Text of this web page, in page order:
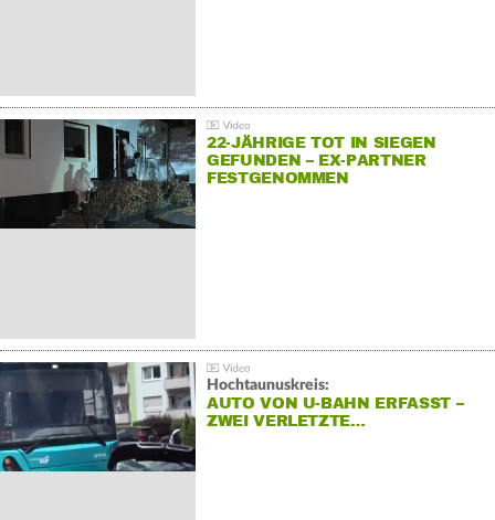
22-JÄHRIGE TOT IN SIEGEN
GEFUNDEN – EX-PARTNER
FESTGENOMMEN
Hochtaunuskreis:
AUTO VON U-BAHN ERFASST –
ZWEI VERLETZTE…